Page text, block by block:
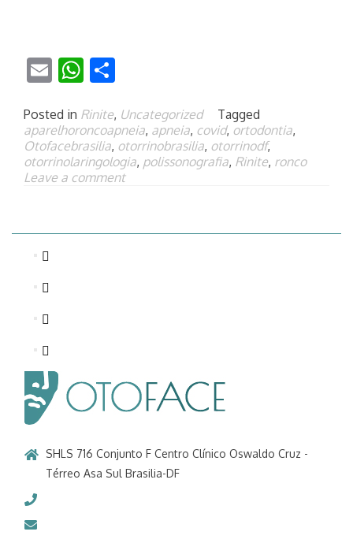
Email WhatsApp
Posted in Rinite, Uncategorized
Tagged
aparelhoroncoapneia, apneia, covid, ortodontia,
Otofacebrasilia, otorrinobrasilia, otorrinodf,
otorrinolaringologia, polissonografia, Rinite, ronco
Leave a comment
SHLS 716 Conjunto F Centro Clínico Oswaldo Cruz -
Térreo Asa Sul Brasilia-DF